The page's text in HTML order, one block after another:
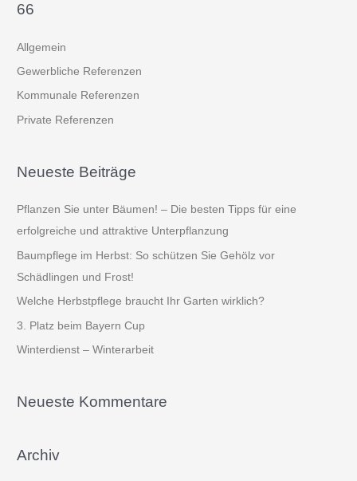
h
c
:
66
Allgemein
Gewerbliche Referenzen
Kommunale Referenzen
Private Referenzen
Neueste Beiträge
Pflanzen Sie unter Bäumen! – Die besten Tipps für eine
erfolgreiche und attraktive Unterpflanzung
Baumpflege im Herbst: So schützen Sie Gehölz vor
Schädlingen und Frost!
Welche Herbstpflege braucht Ihr Garten wirklich?
3. Platz beim Bayern Cup
Winterdienst – Winterarbeit
Neueste Kommentare
Archiv